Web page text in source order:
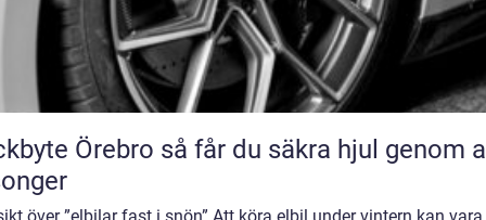
så får du säkra hjul genom alla